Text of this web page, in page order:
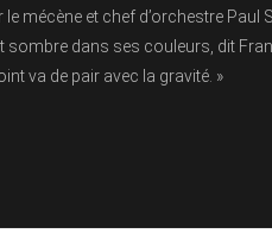
mécène et chef d’orchestre Paul
sombre dans ses couleurs, dit
va de pair avec la gravité. »